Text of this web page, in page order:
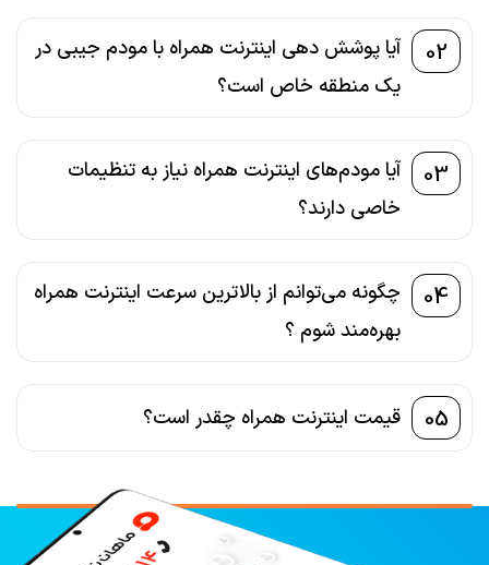
02
آیا پوشش دهی اینترنت همراه با مودم جیبی در
یک منطقه خاص است؟
03
آیا مودم‌های اینترنت همراه نیاز به تنظیمات
خاصی دارند؟
04
چگونه می‌توانم از بالاترین سرعت اینترنت همراه
بهره‌مند شوم ؟
05 قیمت اینترنت همراه چقدر است؟